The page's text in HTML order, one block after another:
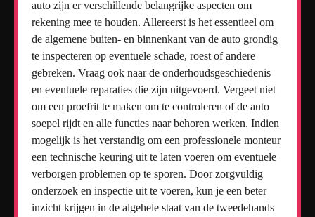
auto zijn er verschillende belangrijke aspecten om
rekening mee te houden. Allereerst is het essentieel om
de algemene buiten- en binnenkant van de auto grondig
te inspecteren op eventuele schade, roest of andere
gebreken. Vraag ook naar de onderhoudsgeschiedenis
en eventuele reparaties die zijn uitgevoerd. Vergeet niet
om een proefrit te maken om te controleren of de auto
soepel rijdt en alle functies naar behoren werken. Indien
mogelijk is het verstandig om een professionele monteur
een technische keuring uit te laten voeren om eventuele
verborgen problemen op te sporen. Door zorgvuldig
onderzoek en inspectie uit te voeren, kun je een beter
inzicht krijgen in de algehele staat van de tweedehands